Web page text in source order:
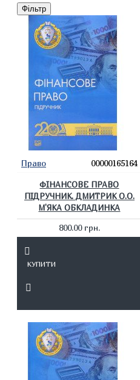
Фільтр
Право 00000165164
ФІНАНСОВЕ ПРАВО
ПІДРУЧНИК. ДМИТРИК О.О.
М'ЯКА ОБКЛАДИНКА
800.00 грн.
КУПИТИ